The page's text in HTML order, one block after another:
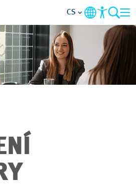
PŘEHLED
O NÁS
OBLASTI ČINNOSTI
VSTUPNÍ ÚROVEŇ
CS